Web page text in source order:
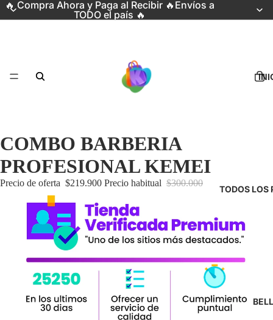
🔥 Compra Ahora y Paga al Recibir 🔥Envíos a
TODO el país 🔥
TODOS LOS
COMBO BARBERIA
PROFESIONAL KEMEI
Precio de oferta $219.900 Precio habitual $300.000